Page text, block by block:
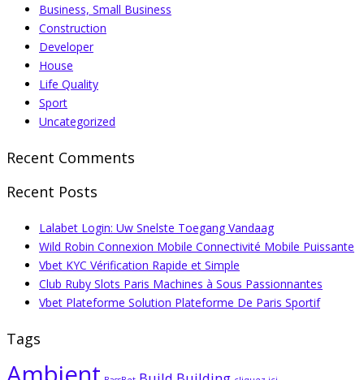
Business, Small Business
Construction
Developer
House
Life Quality
Sport
Uncategorized
Recent Comments
Recent Posts
Lalabet Login: Uw Snelste Toegang Vandaag
Wild Robin Connexion Mobile Connectivité Mobile Puissante
Vbet KYC Vérification Rapide et Simple
Club Ruby Slots Paris Machines à Sous Passionnantes
Vbet Plateforme Solution Plateforme De Paris Sportif
Tags